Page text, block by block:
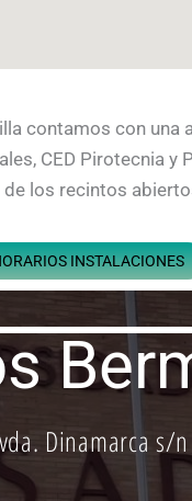
contamos con
CED Pirotecnia
los recintos
INSTALACIONES
Dinamarca s/n
Instalaciones